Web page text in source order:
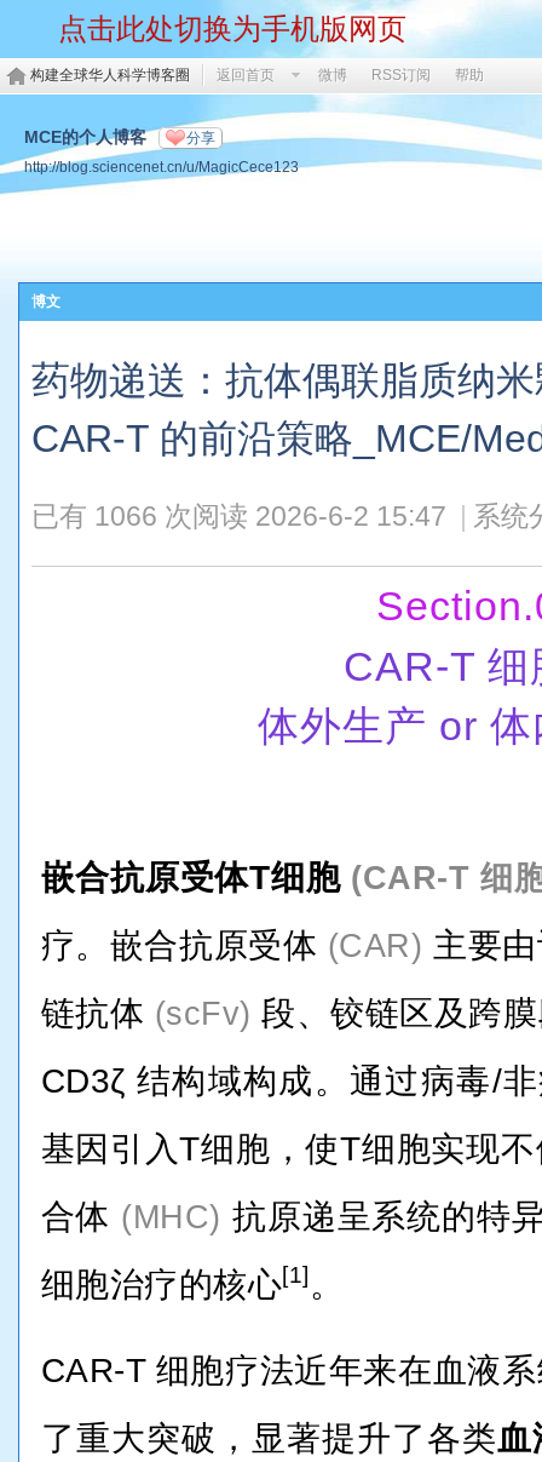
点击此处切换为手机版网页
构建全球华人科学博客圈 返回首页 微博 RSS订阅 帮助
MCE的个人博客 分享
http://blog.sciencenet.cn/u/MagicCece123
博文
药物递送：抗体偶联脂质纳
CAR-T 的前沿策略_MCE/
已有 1066 次阅读 2026-6-2 15:47 系统
CAR-T 细
体外生产 or
嵌合抗原受体T细胞 (CAR-T 细
疗。嵌合抗原受体 (CAR) 主要
链抗体 (scFv) 段、铰链区及跨
CD3ζ 结构域构成。通过病毒/
基因引入T细胞，使T细胞实现
合体 (MHC) 抗原递呈系统的特
细胞治疗的核心[1] 。
CAR-T 细胞疗法近年来在血液
了重大突破，显著提升了各类血